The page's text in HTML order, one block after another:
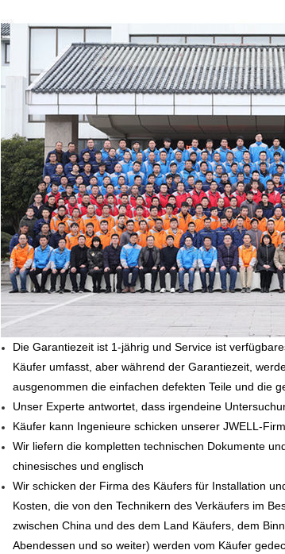
Die Garantiezeit ist 1-jährig und Service ist
Käufer umfasst, aber während der Garantiezeit,
ausgenommen die einfachen defekten Teile und die
Unser Experte antwortet, dass irgendeine
Käufer kann Ingenieure schicken unserer JWELL-
Wir liefern die kompletten technischen Dokumente
chinesisches und englisch
Wir schicken der Firma des Käufers für Installation
Kosten, die von den Technikern des Verkäufers im
zwischen China und des dem Land Käufers, dem
Abendessen und so weiter) werden vom Käufer